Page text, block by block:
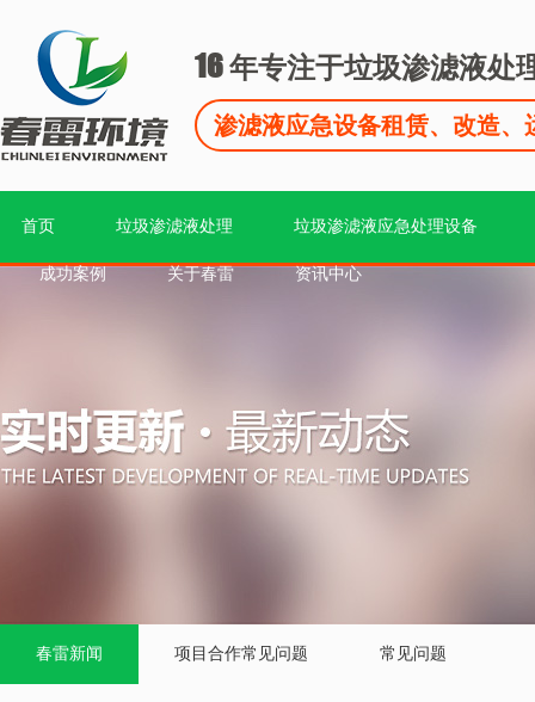
16年专注于垃圾渗滤液处
渗滤液应急设备租赁、改造、
首页 垃圾渗滤液处理 垃圾渗滤液应急处理设备
成功案例 关于春雷 资讯中心
春雷新闻 项目合作常见问题 常见问题